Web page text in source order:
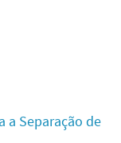
a Separação de